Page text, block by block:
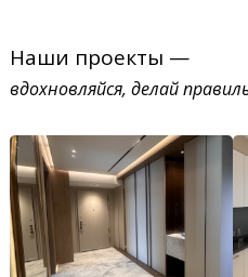
Наши проекты —
вдохновляйся, делай